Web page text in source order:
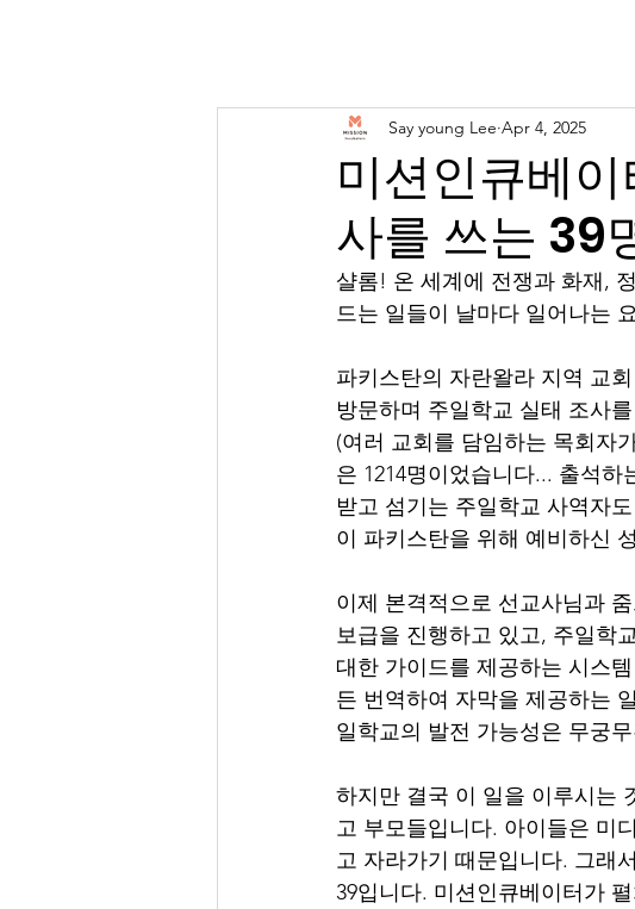
미션인큐베
사를 쓰는 39
Say young Lee Apr 4, 2025
샬롬! 온 세계에 전쟁과 화재,
드는 일들이 날마다 일어나는
파키스탄의 자란왈라 지역 교
방문하며 주일학교 실태 조사
(여러 교회를 담임하는 목회자
은 1214명이었습니다... 출석
받고 섬기는 주일학교 사역자
이 파키스탄을 위해 예비하신
이제 본격적으로 선교사님과
보급을 진행하고 있고, 주일학
대한 가이드를 제공하는 시스
든 번역하여 자막을 제공하는
일학교의 발전 가능성은 무궁
하지만 결국 이 일을 이루시는
고 부모들입니다. 아이들은 미
고 자라가기 때문입니다. 그래
39입니다. 미션인큐베이터가